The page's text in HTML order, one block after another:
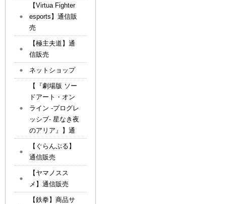
【Virtua Fighter
esports】通信販
売
【極主夫道】通
信販売
ネットショップ
【『劇場版 ソー
ドアート・オン
ライン -プログレ
ッシブ- 星なき夜
のアリア』】通
【ぐらんぶる】
通信販売
【ヤマノスス
メ】通信販売
【鉄拳】商品サ